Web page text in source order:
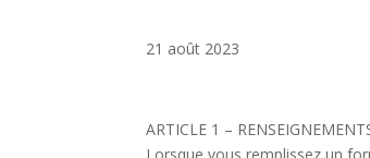
21 août 2023
ARTICLE 1 –